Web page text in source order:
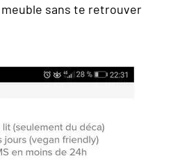
sans te retrouver